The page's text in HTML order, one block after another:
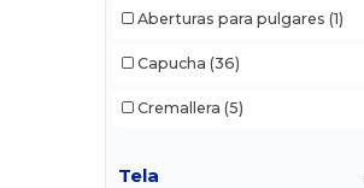
Aberturas para pulgares (1)
Capucha (36)
Cremallera (5)
Tela